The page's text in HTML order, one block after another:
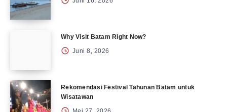
Why Visit Batam Right Now?
Juni 8, 2026
Rekomendasi Festival Tahunan Batam untuk
Wisatawan